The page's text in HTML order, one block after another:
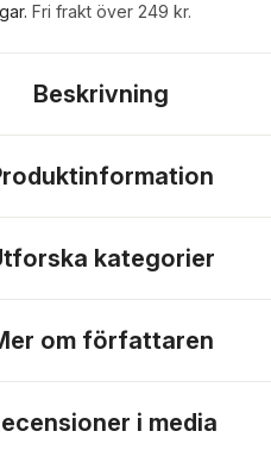
. Fri frakt över 249 kr.
Beskrivning
kategorier
om författaren
i media